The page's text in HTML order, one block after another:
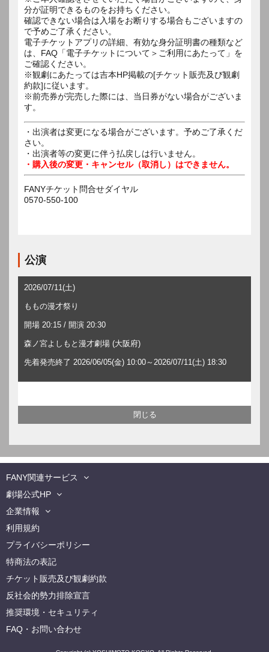
分が証明できるものをお持ちください。
確認できない場合は入場をお断りする場合もございますの
で予めご了承ください。
電子チケットアプリの詳細、有効な身分証明書の種類など
は、FAQ「電子チケットについて＞ご利用にあたって」を
ご確認ください。
※観劇にあたっては吉本HP掲載の[チケット販売及び観劇
約款]に従います。
※前売券が完売した際には、当日券がない場合がございま
す。
・出演者は変更になる場合がございます。予めご了承くだ
さい。
・出演者等の変更に伴う払戻しは行いません。
・購入後の変更・キャンセル（取消し）はできません。
FANYチケット問合せダイヤル
0570-550-100
公演
2026/07/11(土)
ももの漫才祭り
開場 20:15 / 開演 20:30
森ノ宮よしもと漫才劇場 (大阪府)
先着発売終了 2026/06/05(金) 10:00～2026/07/11(土) 18:30
FANY関連サービス
劇場公式HP
企業情報
利用規約
プライバシーポリシー
特商法の表記
チケット販売及び観劇約款
反社会的勢力排除宣言
推奨環境・セキュリティ
FAQ・お問い合わせ